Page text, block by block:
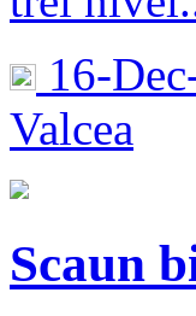
16-
Valcea
Scaun